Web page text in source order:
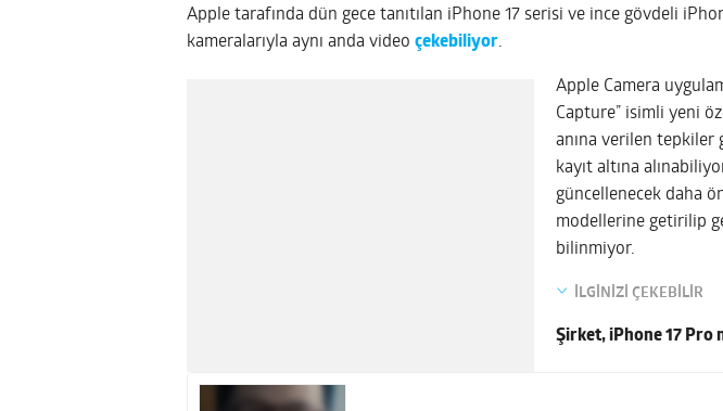
Apple tarafında dün gece tanıtılan iPhone 17 serisi ve ince gövdeli
kameralarıyla aynı anda video çekebiliyor.
Apple Camera
Capture” isimli yeni
anına verilen tepkiler
kayıt altına
güncellenecek daha
modellerine getirilip
bilinmiyor.
İLGİNİZİ ÇEKEBİLİR
Şirket, iPhone 17 Pro